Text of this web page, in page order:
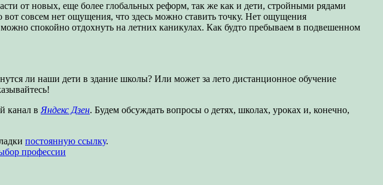
от новых, еще более глобальных реформ, так же как и дети, стройными рядами
совсем нет ощущения, что здесь можно ставить точку. Нет ощущения
спокойно отдохнуть на летних каникулах. Как будто пребываем в подвешенном
ли наши дети в здание школы? Или может за лето дистанционное обучение
канал в Яндекс Дзен. Будем обсуждать вопросы о детях, школах, уроках и, конечно,
постоянную ссылку.
профессии